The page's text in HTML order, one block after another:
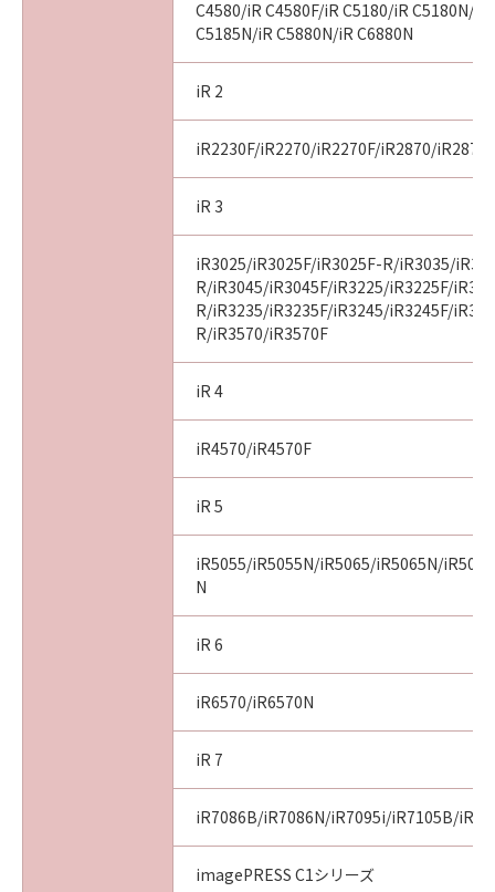
C4580/iR C4580F/iR C5180/iR C5180N/iR
C5185N/iR C5880N/iR C6880N
iR 2
iR2230F/iR2270/iR2270F/iR2870/iR2870F
iR 3
iR3025/iR3025F/iR3025F-R/iR3035/
R/iR3045/iR3045F/iR3225/iR3225F/
R/iR3235/iR3235F/iR3245/iR3245F/
R/iR3570/iR3570F
iR 4
iR4570/iR4570F
iR 5
iR5055/iR5055N/iR5065/iR5065N/
N
iR 6
iR6570/iR6570N
iR 7
iR7086B/iR7086N/iR7095i/iR7105B/
imagePRESS C1シリーズ